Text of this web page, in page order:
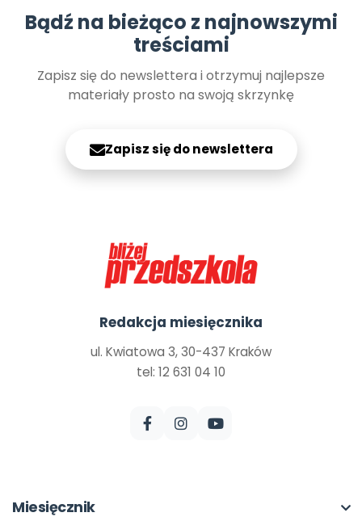
Bądź na bieżąco z najnowszymi
treściami
Zapisz się do newslettera i otrzymuj najlepsze
materiały prosto na swoją skrzynkę
Zapisz się do newslettera
Redakcja miesięcznika
ul. Kwiatowa 3, 30-437 Kraków
tel: 12 631 04 10
Miesięcznik